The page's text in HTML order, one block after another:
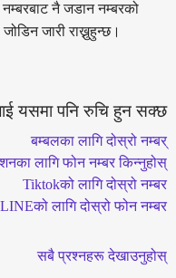
नै जडान नम्बरको
जारी राख्नुहुन्छ।
यसमा पनि रुचि हुन सक्छ
बम्बलका लागि दोस्रो नम्बर्
लागि फोन नम्बर किन्नुहोस्
Tiktokको लागि दोस्रो नम्बर
LINEको लागि दोस्रो फोन नम्बर
सबै प्रश्नहरू देखाउनुहोस्